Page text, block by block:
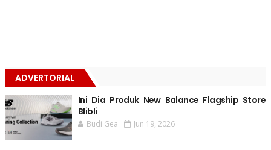
ADVERTORIAL
Ini Dia Produk New Balance Flagship Store
Blibli
Budi Gea Jun 19, 2026